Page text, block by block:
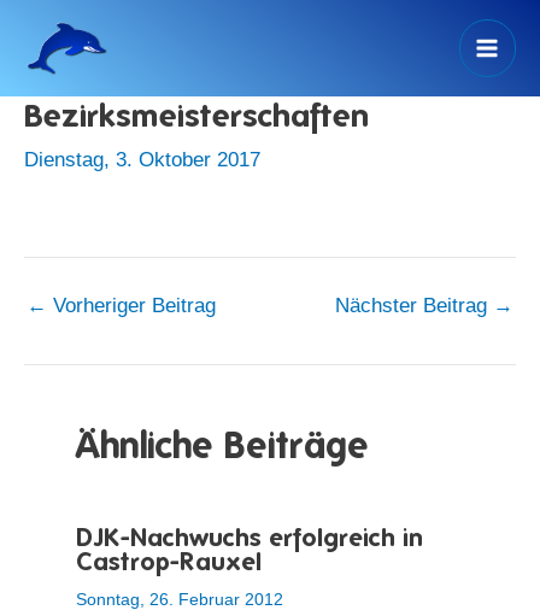
Inhalt
springen
Bezirksmeisterschaften
Dienstag, 3. Oktober 2017
← Vorheriger Beitrag Nächster Beitrag →
Ähnliche Beiträge
DJK-Nachwuchs erfolgreich in
Castrop-Rauxel
Sonntag, 26. Februar 2012